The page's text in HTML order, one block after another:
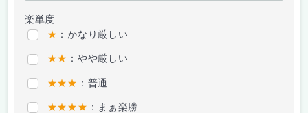
楽単度
★ ：かなり厳しい
★★ ：やや厳しい
★★★ ：普通
★★★★ ：まぁ楽勝